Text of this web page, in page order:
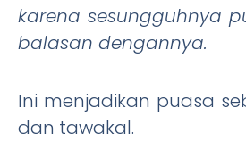
karena sesungguhnya
balasan dengannya.
Ini menjadikan puasa
dan tawakal.